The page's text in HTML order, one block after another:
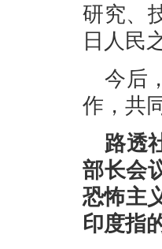
研究、
日人民
今后
作，共
路透
部长会
恐怖主
印度指